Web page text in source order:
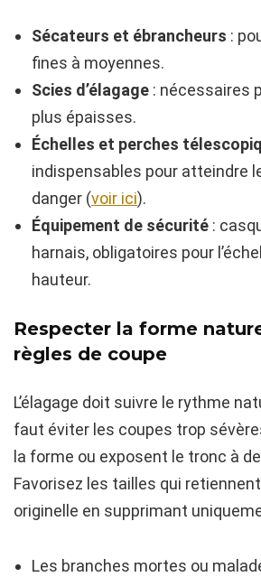
Sécateurs et ébrancheurs :
fines à moyennes.
Scies d’élagage : nécessaires
plus épaisses.
Échelles et perches
indispensables pour atteindre
danger (voir ici).
Équipement de sécurité :
harnais, obligatoires pour
hauteur.
Respecter la forme
règles de coupe
L’élagage doit suivre le rythme
faut éviter les coupes trop
la forme ou exposent le tronc à
Favorisez les tailles qui
originelle en supprimant
Les branches mortes ou